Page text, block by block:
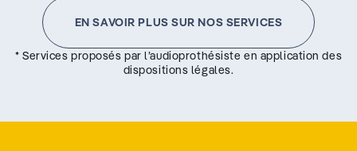
EN SAVOIR PLUS SUR NOS SERVICES
* Services proposés par l’audioprothésiste en application des
dispositions légales.